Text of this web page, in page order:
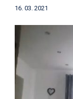
16. 03. 2021